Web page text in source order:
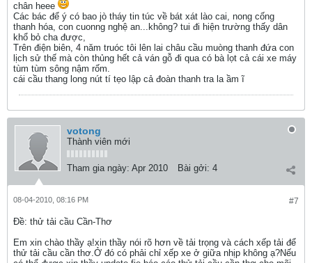
chân heee
Các bác để ý có bao jò tháy tin túc về bát xát lào cai, nong cống
thanh hóa, con cuonng nghệ an...không? tui đi hiện trường thấy dân
khổ bỏ cha được,
Trên điện biên, 4 năm truóc tôi lên lai châu cầu muòng thanh đứa con
lịch sử thế mà còn thủng hết cả ván gỗ đi qua có bà lọt cả cái xe máy
tùm tùm sông nậm rốm.
cái cầu thang long nút tí tẹo lập cả đoàn thanh tra la ầm ĩ
votong
Thành viên mới
Tham gia ngày: Apr 2010 Bài gởi: 4
#7
08-04-2010, 08:16 PM
Ðề: thử tải cầu Cần-Thơ
Em xin chào thầy ạ!xin thầy nói rõ hơn về tải trọng và cách xếp tải để
thử tải cầu cần thơ.Ở đó có phải chỉ xếp xe ở giữa nhịp không ạ?Nếu